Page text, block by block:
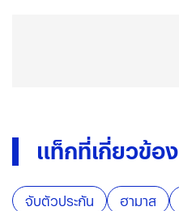
แท็กที่เกี่ยวข้อง
จับตัวประกัน ฮามาส